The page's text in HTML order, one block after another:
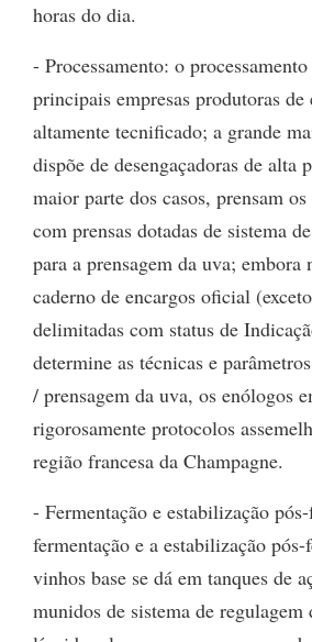
horas do dia.
- Processamento: o
principais empresas produtoras de
altamente tecnificado; a grande
dispõe de desengaçadoras de alta
maior parte dos casos, prensam
com prensas dotadas de sistema
para a prensagem da uva; embora
caderno de encargos oficial
delimitadas com status de
determine as técnicas e
/ prensagem da uva, os enólogos
rigorosamente protocolos
região francesa da Champagne.
- Fermentação e estabilização
fermentação e a estabilização
vinhos base se dá em tanques de
munidos de sistema de regulagem